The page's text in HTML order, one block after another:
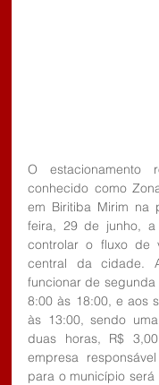
O estacionamento
conhecido como
em Biritiba Mirim na
feira, 29 de junho,
controlar o fluxo de
central da cidade.
funcionar de
8:00 às 18:00, e aos
às 13:00, sendo
duas horas, R$
empresa
para o município será